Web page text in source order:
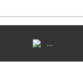
...